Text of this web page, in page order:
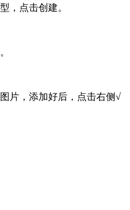
，点击创建。
片，添加好后，点击右侧√